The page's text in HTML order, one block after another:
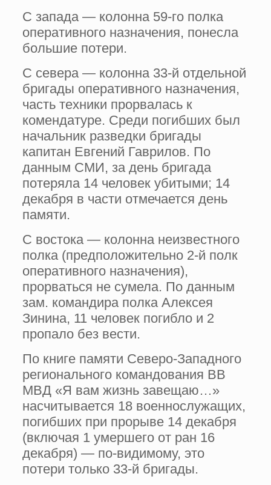
С запада — колонна 59-го полка
оперативного назначения, понесла
большие потери.
С севера — колонна 33-й отдельной
бригады оперативного назначения,
часть техники прорвалась к
комендатуре. Среди погибших был
начальник разведки бригады
капитан Евгений Гаврилов. По
данным СМИ, за день бригада
потеряла 14 человек убитыми; 14
декабря в части отмечается день
памяти.
С востока — колонна неизвестного
полка (предположительно 2-й полк
оперативного назначения),
прорваться не сумела. По данным
зам. командира полка Алексея
Зинина, 11 человек погибло и 2
пропало без вести.
По книге памяти Северо-Западного
регионального командования ВВ
МВД «Я вам жизнь завещаю…»
насчитывается 18 военнослужащих,
погибших при прорыве 14 декабря
(включая 1 умершего от ран 16
декабря) — по-видимому, это
потери только 33-й бригады.